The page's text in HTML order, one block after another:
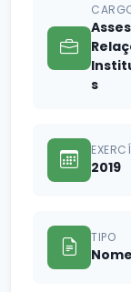
s
2019
TIPO